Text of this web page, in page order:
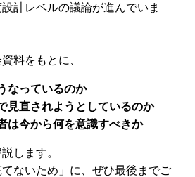
計レベルの議論が進んでいま
料をもとに、
なっているのか
見直されようとしているのか
は今から何を意識すべきか
します。
てないため」に、ぜひ最後までご